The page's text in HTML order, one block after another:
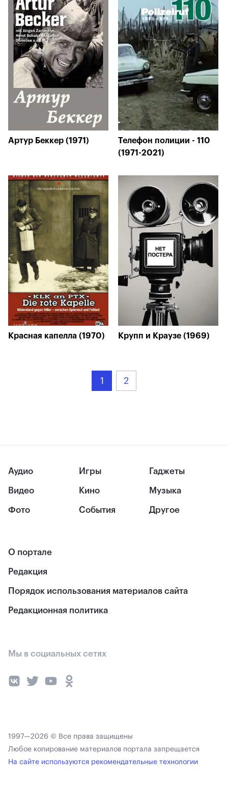
Артур Беккер (1971)
Телефон полиции - 110
(1971-2021)
Красная капелла (1970) Крупп и Краузе (1969)
1 2
Аудио
Видео
Фото
Игры
Кино
События
Гаджеты
Музыка
Другое
О портале
Редакция
Порядок использования материалов сайта
Редакционная политика
Мы в социальных сетях
1997—2026 © Все права защищены
Любое копирование материалов портала запрещается
На сайте используются рекомендательные технологии